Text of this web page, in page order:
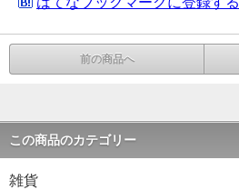
前の商品へ
この商品のカテゴリー
雑貨